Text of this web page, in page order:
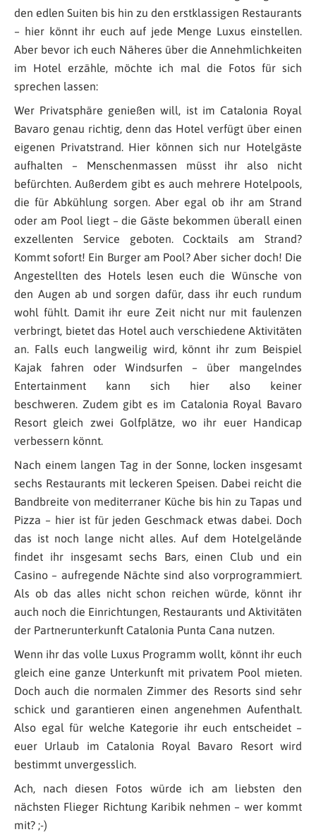
den edlen Suiten bis hin zu den erstklassigen Restaurants
– hier könnt ihr euch auf jede Menge Luxus einstellen.
Aber bevor ich euch Näheres über die Annehmlichkeiten
im Hotel erzähle, möchte ich mal die Fotos für sich
sprechen lassen:
Wer Privatsphäre genießen will, ist im Catalonia Royal
Bavaro genau richtig, denn das Hotel verfügt über einen
eigenen Privatstrand. Hier können sich nur Hotelgäste
aufhalten – Menschenmassen müsst ihr also nicht
befürchten. Außerdem gibt es auch mehrere Hotelpools,
die für Abkühlung sorgen. Aber egal ob ihr am Strand
oder am Pool liegt – die Gäste bekommen überall einen
exzellenten Service geboten. Cocktails am Strand?
Kommt sofort! Ein Burger am Pool? Aber sicher doch! Die
Angestellten des Hotels lesen euch die Wünsche von
den Augen ab und sorgen dafür, dass ihr euch rundum
wohl fühlt. Damit ihr eure Zeit nicht nur mit faulenzen
verbringt, bietet das Hotel auch verschiedene Aktivitäten
an. Falls euch langweilig wird, könnt ihr zum Beispiel
Kajak fahren oder Windsurfen – über mangelndes
Entertainment kann sich hier also keiner
beschweren. Zudem gibt es im Catalonia Royal Bavaro
Resort gleich zwei Golfplätze, wo ihr euer Handicap
verbessern könnt.
Nach einem langen Tag in der Sonne, locken insgesamt
sechs Restaurants mit leckeren Speisen. Dabei reicht die
Bandbreite von mediterraner Küche bis hin zu Tapas und
Pizza – hier ist für jeden Geschmack etwas dabei. Doch
das ist noch lange nicht alles. Auf dem Hotelgelände
findet ihr insgesamt sechs Bars, einen Club und ein
Casino – aufregende Nächte sind also vorprogrammiert.
Als ob das alles nicht schon reichen würde, könnt ihr
auch noch die Einrichtungen, Restaurants und Aktivitäten
der Partnerunterkunft Catalonia Punta Cana nutzen.
Wenn ihr das volle Luxus Programm wollt, könnt ihr euch
gleich eine ganze Unterkunft mit privatem Pool mieten.
Doch auch die normalen Zimmer des Resorts sind sehr
schick und garantieren einen angenehmen Aufenthalt.
Also egal für welche Kategorie ihr euch entscheidet –
euer Urlaub im Catalonia Royal Bavaro Resort wird
bestimmt unvergesslich.
Ach, nach diesen Fotos würde ich am liebsten den
nächsten Flieger Richtung Karibik nehmen – wer kommt
mit? ;-)